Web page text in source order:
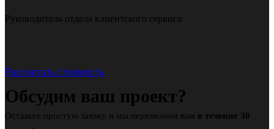
Руководитель отдела клиентского сервиса
Рассчитать стоимость
Обсудим ваш проект?
Оставьте простую заявку и мы перезвоним вам в течение 30